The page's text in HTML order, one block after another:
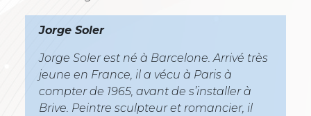
Jorge Soler
Jorge Soler est né à Barcelone. Arrivé très
jeune en France, il a vécu à Paris à
compter de 1965, avant de s’installer à
Brive. Peintre sculpteur et romancier, il